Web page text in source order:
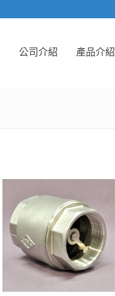
公司介紹 產品介紹